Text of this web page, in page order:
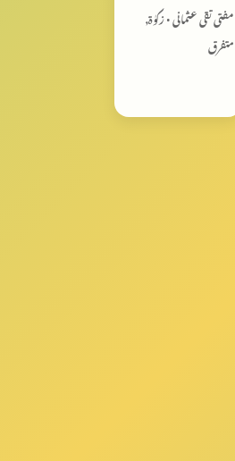
مفتی تقی عثمانی • زکوٰۃ,
متفرق